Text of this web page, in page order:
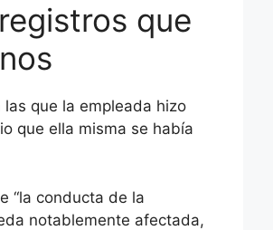
que
que la empleada hizo
que ella misma se había
“la conducta de la
notablemente afectada,